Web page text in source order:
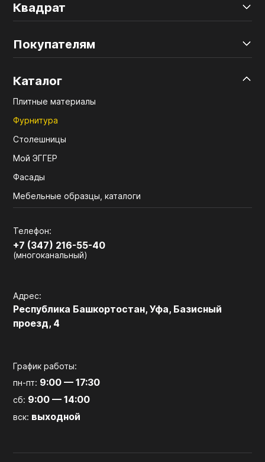
Квадрат
Покупателям
Каталог
Плитные материалы
Фурнитура
Столешницы
Мой ЭГГЕР
Фасады
Мебельные образцы, каталоги
Телефон:
+7 (347) 216-55-40
(многоканальный)
Адрес:
Республика Башкортостан, Уфа, Базисный
проезд, 4
График работы:
пн-пт: 9:00 — 17:30
сб: 9:00 — 14:00
вск: выходной